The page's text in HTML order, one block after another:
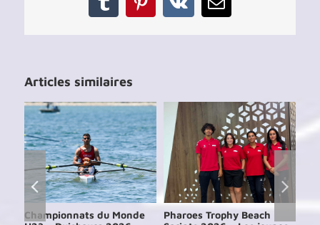
TumblrPinterest
Vk Email
Articles similaires
Championnats du Monde
Pharoes Trophy Beach